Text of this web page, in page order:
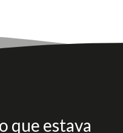
que estava